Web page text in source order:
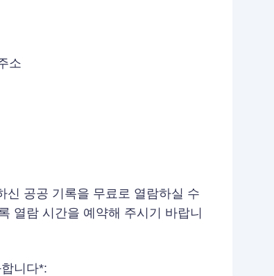
소
신 공공 기록을 무료로 열람하실 수
열람 시간을 예약해 주시기 바랍니
니다*: